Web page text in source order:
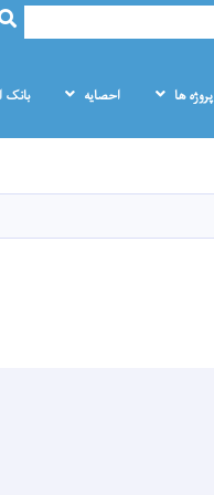
پروژه ها احصایه بانک